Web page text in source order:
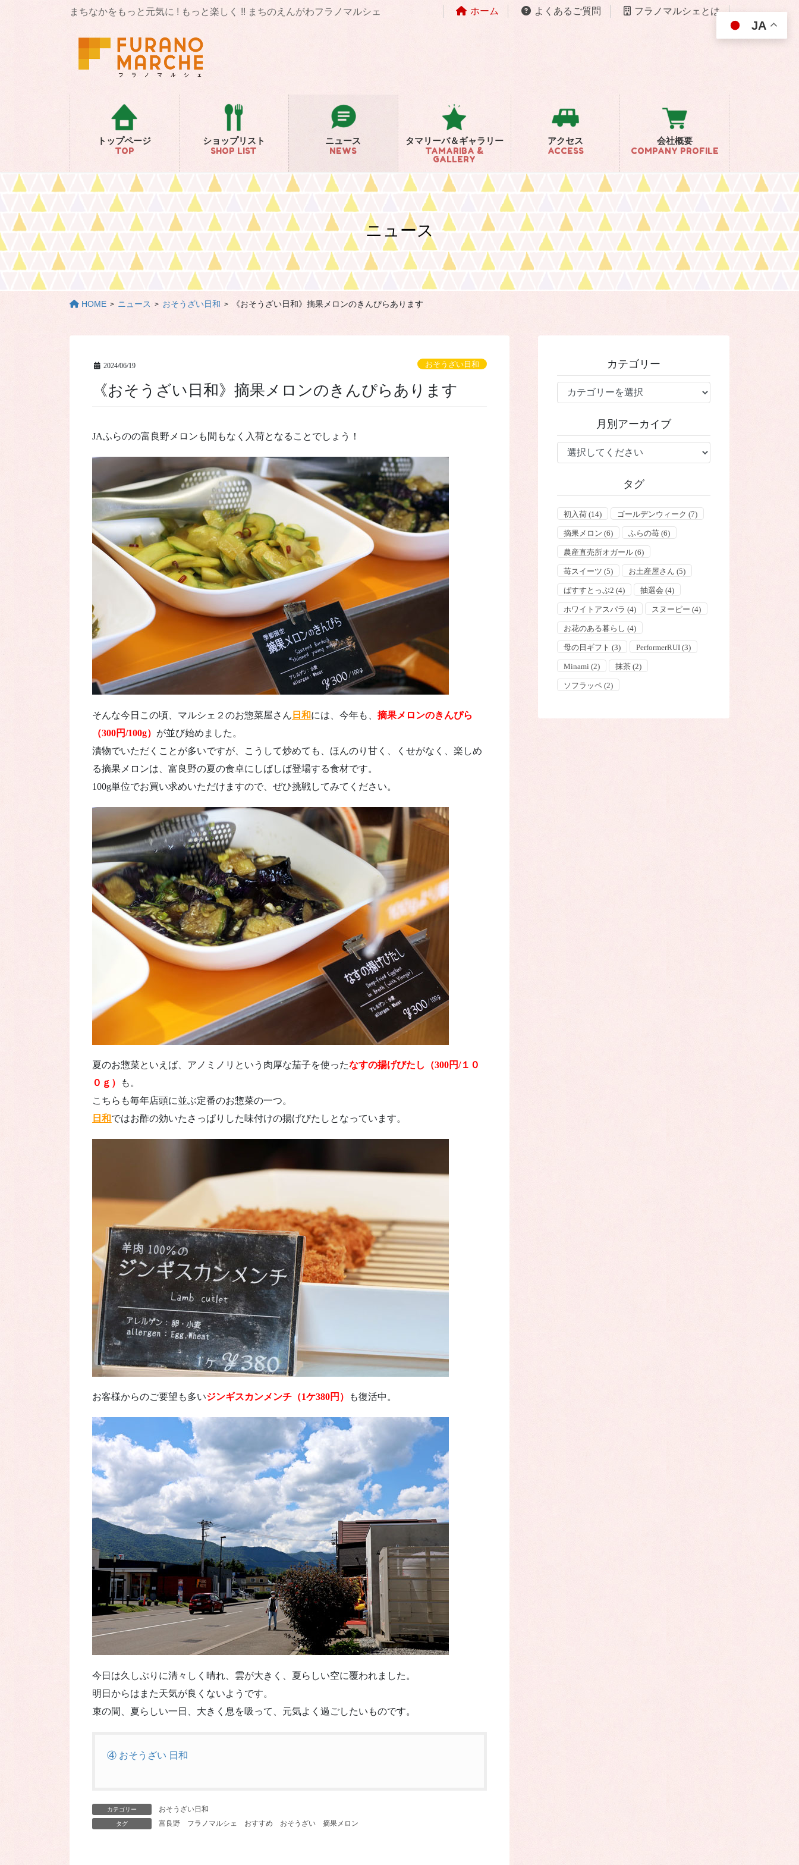
まちなかをもっと元気に ! もっと楽しく !! まちのえんがわフラノマルシェ ホーム よくあるご質問 フラノマルシェとは
トップページ
TOP
ショップリスト
SHOP LIST
ニュース
NEWS
タマリーバ＆ギャラリー
TAMARIBA &
GALLERY
アクセス
ACCESS
会社概要
COMPANY PROFILE
ニュース
HOME ニュース おそうざい日和 《おそうざい日和》摘果メロンのきんぴらあります
2024/06/19 おそうざい日和
《おそうざい日和》摘果メロンのきんぴらあります
JAふらのの富良野メロンも間もなく入荷となることでしょう！
そんな今日この頃、マルシェ２のお惣菜屋さん 日和には、今年も、摘果メロンのきんぴら
（300円/100g） が並び始めました。
漬物でいただくことが多いですが、こうして炒めても、ほんのり甘く、くせがなく、楽しめ
る摘果メロンは、富良野の夏の食卓にしばしば登場する食材です。
100g単位でお買い求めいただけますので、ぜひ挑戦してみてください。
夏のお惣菜といえば、アノミノリという肉厚な茄子を使ったなすの揚げびたし（300円/１０
０ｇ）
も。
こちらも毎年店頭に並ぶ定番のお惣菜の一つ。
日和ではお酢の効いたさっぱりした味付けの揚げびたしとなっています。
お客様からのご要望も多いジンギスカンメンチ（1ケ380円） も復活中。
今日は久しぶりに清々しく晴れ、雲が大きく、夏らしい空に覆われました。
明日からはまた天気が良くないようです。
束の間、夏らしい一日、大きく息を吸って、元気よく過ごしたいものです。
④ おそうざい 日和
カテゴリー おそうざい日和
タグ 富良野 フラノマルシェ おすすめ おそうざい 摘果メロン
カテゴリー
テ
ー
月別アーカイブ
タグ
初入荷 (14) ゴールデンウィーク (7)
摘果メロン (6) ふらの苺 (6)
農産直売所オガール (6)
苺スイーツ (5) お土産屋さん (5)
ばすすとっぷ2 (4) 抽選会 (4)
ホワイトアスパラ (4) スヌーピー (4)
お花のある暮らし (4)
母の日ギフト (3) PerformerRUI (3)
Minami (2) 抹茶 (2)
ソフラッペ (2)
JA